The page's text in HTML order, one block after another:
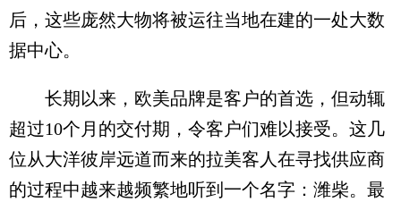
后，这些庞然大物将被运往当地在建的一处大数
据中心。
长期以来，欧美品牌是客户的首选，但动辄
超过10个月的交付期，令客户们难以接受。这几
位从大洋彼岸远道而来的拉美客人在寻找供应商
的过程中越来越频繁地听到一个名字：潍柴。最